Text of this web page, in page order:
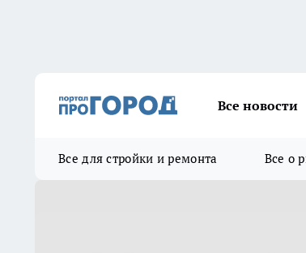
Все новости
Все для стройки и ремонта Все о